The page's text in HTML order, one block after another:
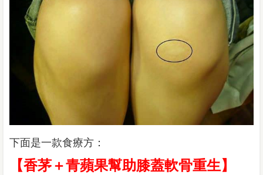
下面是一款食療方：
【香茅＋青蘋果幫助膝蓋軟骨重生】